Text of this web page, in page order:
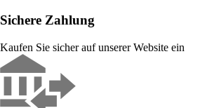
Sichere Zahlung
Kaufen Sie sicher auf unserer Website ein